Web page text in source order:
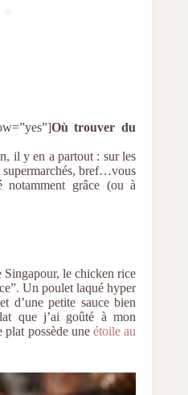
Où trouver du
il y en a partout : sur les
supermarchés, bref…vous
notamment grâce (ou à
Singapour, le chicken rice
Un poulet laqué hyper
d’une petite sauce bien
que j’ai goûté à mon
plat possède une étoile au